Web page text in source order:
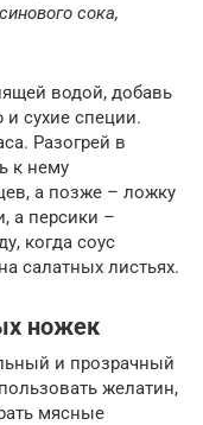
сока,
водой, добавь
сухие специи.
Разогрей в
к нему
а позже – ложку
а персики –
когда соус
салатных листьях.
ножек
и прозрачный
желатин,
мясные